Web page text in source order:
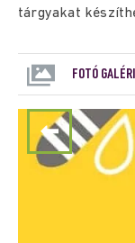
tárgyakat
FOTÓ